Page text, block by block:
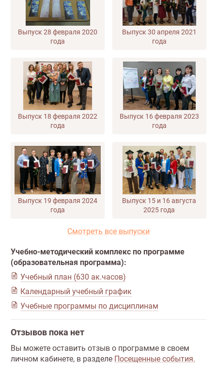
Выпуск 28 февраля 2020
года
Выпуск 30 апреля 2021
года
Выпуск 18 февраля 2022
года
Выпуск 16 февраля 2023
года
Выпуск 19 февраля 2024
года
Выпуск 15 и 16 августа
2025 года
Смотреть все выпуски
Учебно-методический комплекс по программе
(образовательная программа):
Учебный план (630 ак.часов)
Календарный учебный график
Учебные программы по дисциплинам
Отзывов пока нет
Вы можете оставить отзыв о программе в своем
личном кабинете, в разделе Посещенные события.